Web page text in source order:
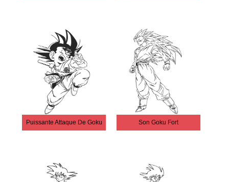
Puissante Attaque De Goku Son Goku Fort